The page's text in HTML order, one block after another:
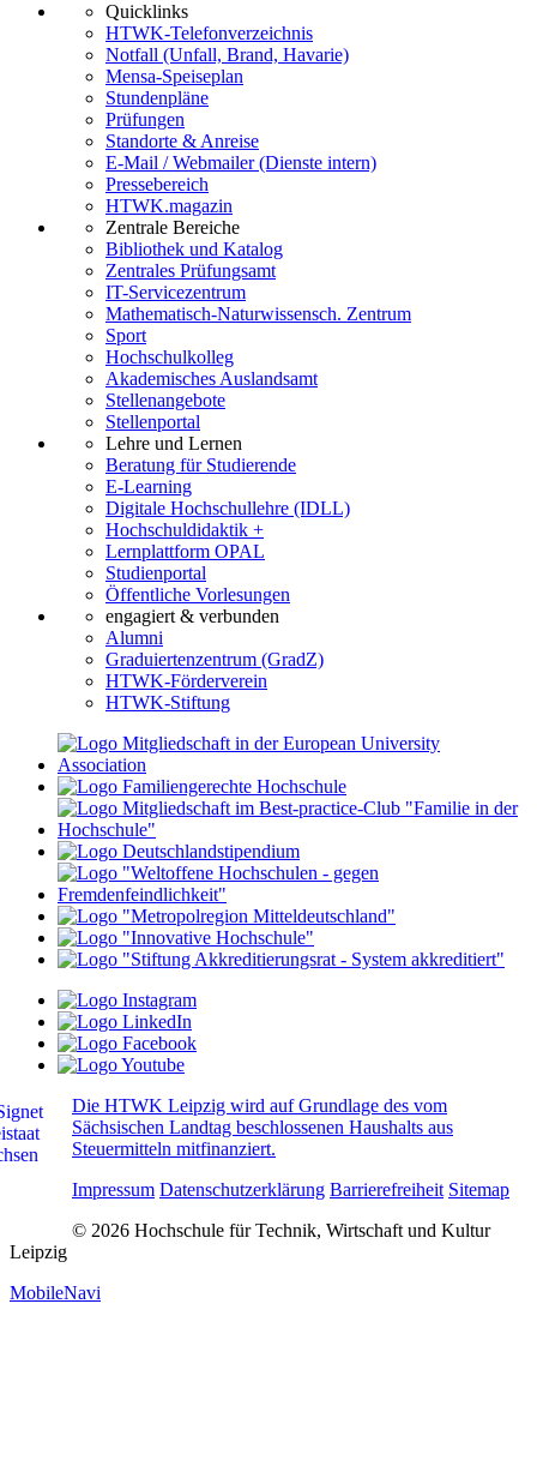
Quicklinks
HTWK-Telefonverzeichnis
Notfall (Unfall, Brand, Havarie)
Mensa-Speiseplan
Stundenpläne
Prüfungen
Standorte & Anreise
E-Mail / Webmailer (Dienste intern)
Pressebereich
HTWK.magazin
Zentrale Bereiche
Bibliothek und Katalog
Zentrales Prüfungsamt
IT-Servicezentrum
Mathematisch-Naturwissensch. Zentrum
Sport
Hochschulkolleg
Akademisches Auslandsamt
Stellenangebote
Stellenportal
Lehre und Lernen
Beratung für Studierende
E-Learning
Digitale Hochschullehre (IDLL)
Hochschuldidaktik +
Lernplattform OPAL
Studienportal
Öffentliche Vorlesungen
engagiert & verbunden
Alumni
Graduiertenzentrum (GradZ)
HTWK-Förderverein
HTWK-Stiftung
Die HTWK Leipzig wird auf Grundlage des vom
Sächsischen Landtag beschlossenen Haushalts aus
Steuermitteln mitfinanziert.
Impressum Datenschutzerklärung Barrierefreiheit Sitemap
© 2026 Hochschule für Technik, Wirtschaft und Kultur
Leipzig
MobileNavi